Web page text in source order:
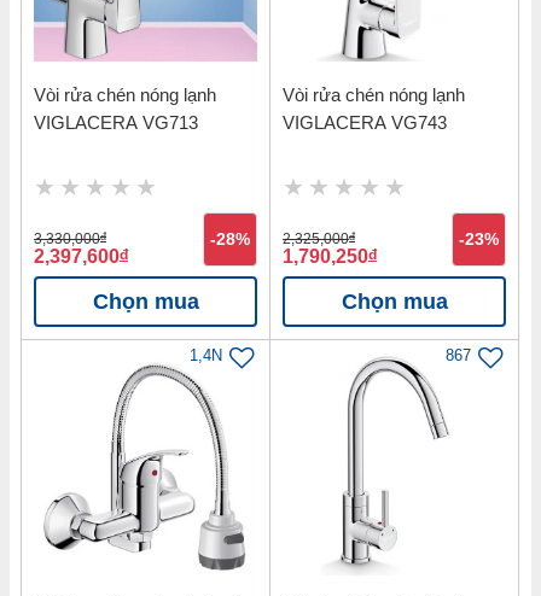
Vòi rửa chén nóng lạnh
VIGLACERA VG713
3,330,000đ
2,397,600đ
-28%
Chọn mua
Vòi rửa chén nóng lạnh
VIGLACERA VG743
2,325,000đ
1,790,250đ
-23%
Chọn mua
1,4N 867